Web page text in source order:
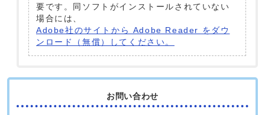
要です。同ソフトがインストールされていない
場合には、
Adobe社のサイトから Adobe Reader をダウ
ンロード（無償）してください。
お問い合わせ